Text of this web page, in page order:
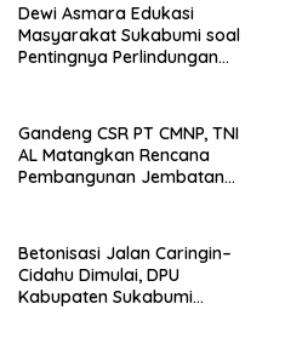
Dewi Asmara Edukasi
Masyarakat Sukabumi soal
Pentingnya Perlindungan
Gandeng CSR PT CMNP, TNI
AL Matangkan Rencana
Pembangunan Jembatan
Betonisasi Jalan Caringin–
Cidahu Dimulai, DPU
Kabupaten Sukabumi